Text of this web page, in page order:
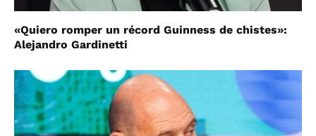
«Quiero romper un récord Guinness de chistes»:
Alejandro Gardinetti